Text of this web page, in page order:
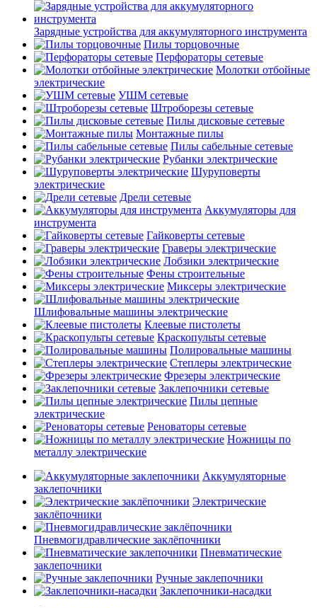
Зарядные устройства для аккумуляторного инструмента
Пилы торцовочные
Перфораторы сетевые
Молотки отбойные
электрические
УШМ сетевые
Штроборезы сетевые
Пилы дисковые сетевые
Монтажные пилы
Пилы сабельные сетевые
Рубанки электрические
Шуруповерты
электрические
Дрели сетевые
Аккумуляторы для
инструмента
Гайковерты сетевые
Граверы электрические
Лобзики электрические
Фены строительные
Миксеры электрические
Шлифовальные машины электрические
Клеевые пистолеты
Краскопульты сетевые
Полировальные машины
Степлеры электрические
Фрезеры электрические
Заклепочники сетевые
Пилы цепные
электрические
Реноваторы сетевые
Ножницы по
металлу электрические
Аккумуляторные
заклепочники
Электрические
заклёпочники
Пневмогидравлические заклёпочники
Пневматические
заклепочники
Ручные заклепочники
Заклепочники-насадки